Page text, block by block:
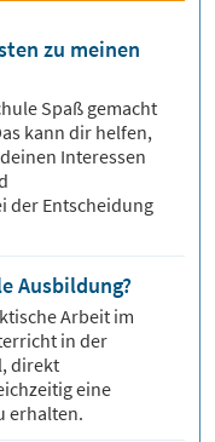
zu meinen
Spaß gemacht
kann dir helfen,
Interessen
der Entscheidung
Ausbildung?
Arbeit im
in der
direkt
eine
erhalten.